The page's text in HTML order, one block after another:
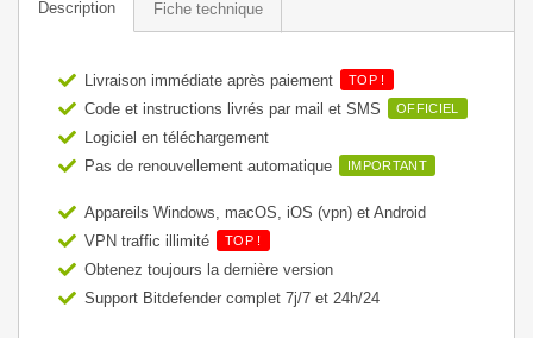
Description Fiche technique
Livraison immédiate après paiement TOP !
Code et instructions livrés par mail et SMS OFFICIEL
Logiciel en téléchargement
Pas de renouvellement automatique
IMPORTANT
Appareils Windows, macOS, iOS (vpn) et Android
VPN traffic illimité
TOP !
Obtenez toujours la dernière version
Support Bitdefender complet 7j/7 et 24h/24